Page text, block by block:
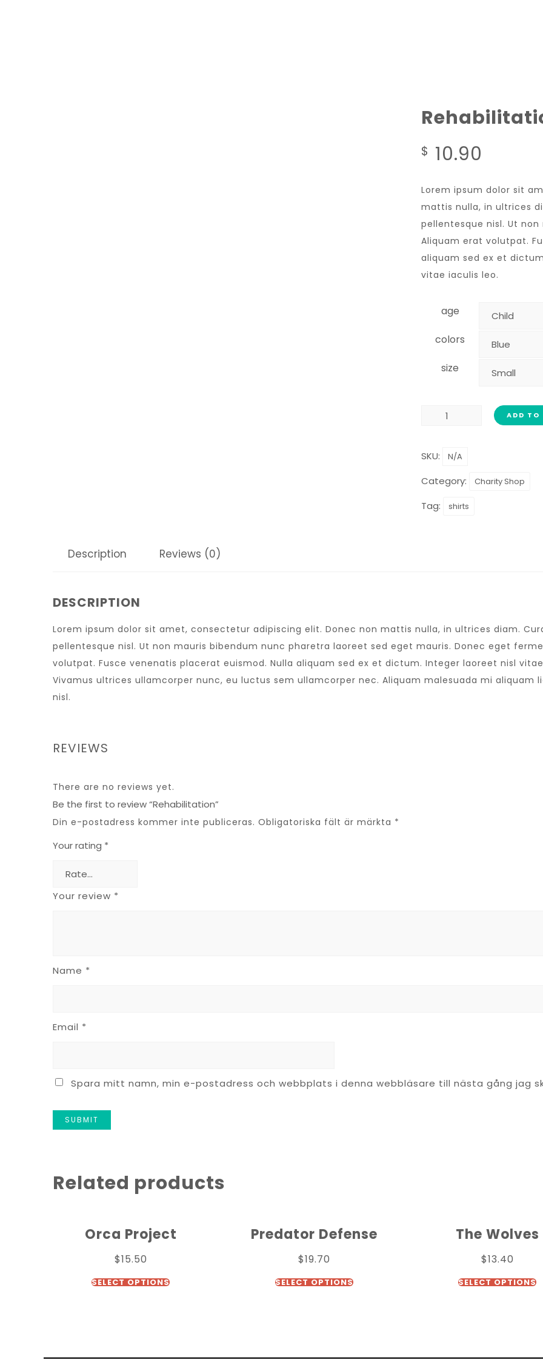
$ 10.90
Lorem ipsum dolor sit
mattis nulla, in ultrices
pellentesque nisl. Ut
Aliquam erat volutpat.
aliquam sed ex et
vitae iaculis leo.
age
colors
size
ADD TO
SKU: N/A
Category: Charity Shop
Tag: shirts
Description Reviews (0)
DESCRIPTION
Lorem ipsum dolor sit amet, consectetur adipiscing elit. Donec non mattis nulla, in ultrices diam.
pellentesque nisl. Ut non mauris bibendum nunc pharetra laoreet sed eget mauris. Donec eget
volutpat. Fusce venenatis placerat euismod. Nulla aliquam sed ex et dictum. Integer laoreet nisl
Vivamus ultrices ullamcorper nunc, eu luctus sem ullamcorper nec. Aliquam malesuada mi aliquam
nisl.
REVIEWS
There are no reviews yet.
Be the first to review “Rehabilitation”
Din e-postadress kommer inte publiceras. Obligatoriska fält är märkta *
Your rating *
Your review *
Name *
Email *
Spara mitt namn, min e-postadress och webbplats i denna webbläsare till nästa gång jag
Related products
Orca Project
$15.50
SELECT OPTIONS
Predator Defense
$19.70
SELECT OPTIONS
The Wolves
$13.40
SELECT OPTIONS